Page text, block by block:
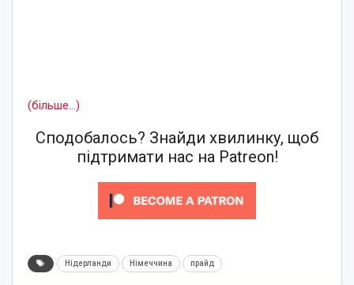
(більше…)
Сподобалось? Знайди хвилинку, щоб
підтримати нас на Patreon!
Нідерланди Німеччина прайд